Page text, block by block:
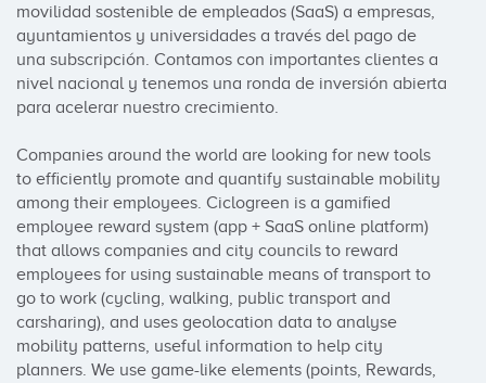
movilidad sostenible de empleados (SaaS) a empresas,
ayuntamientos y universidades a través del pago de
una subscripción. Contamos con importantes clientes a
nivel nacional y tenemos una ronda de inversión abierta
para acelerar nuestro crecimiento.
Companies around the world are looking for new tools
to efficiently promote and quantify sustainable mobility
among their employees. Ciclogreen is a gamified
employee reward system (app + SaaS online platform)
that allows companies and city councils to reward
employees for using sustainable means of transport to
go to work (cycling, walking, public transport and
carsharing), and uses geolocation data to analyse
mobility patterns, useful information to help city
planners. We use game-like elements (points, Rewards,